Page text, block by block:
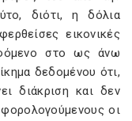
διότι, η δόλια
εικονικές
στο ως άνω
δεδομένου ότι,
διάκριση και δεν
οι